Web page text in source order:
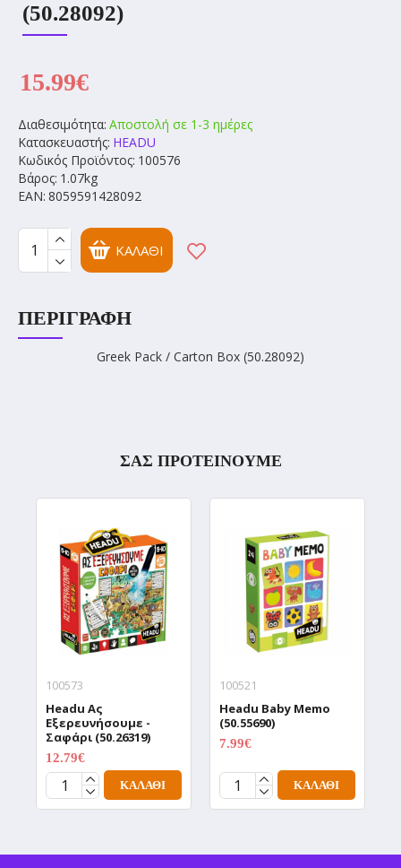
(50.28092)
Διαθεσιμότητα: Αποστολή σε 1-3 ημέρες
Κατασκευαστής: HEADU
Κωδικός Προϊόντος: 100576
Βάρος: 1.07kg
EAN: 8059591428092
15.99€
ΚΑΛΆΘΙ
ΠΕΡΙΓΡΑΦΉ
Greek Pack / Carton Box (50.28092)
ΣΑΣ ΠΡΟΤΕΙΝΟΥΜΕ
100573
Headu Aς
Εξερευνήσουμε -
Σαφάρι (50.26319)
12.79€
ΚΑΛΆΘΙ
100521
Headu Baby Memo
(50.55690)
7.99€
ΚΑΛΆΘΙ